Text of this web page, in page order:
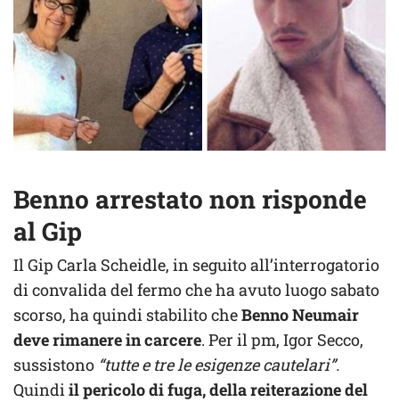
Benno arrestato non risponde
al Gip
Il Gip Carla Scheidle, in seguito all’interrogatorio
di convalida del fermo che ha avuto luogo sabato
scorso, ha quindi stabilito cheBenno Neumair
deve rimanere in carcere. Per il pm, Igor Secco,
sussistono “tutte e tre le esigenze cautelari”.
Quindi il pericolo di fuga, della reiterazione del